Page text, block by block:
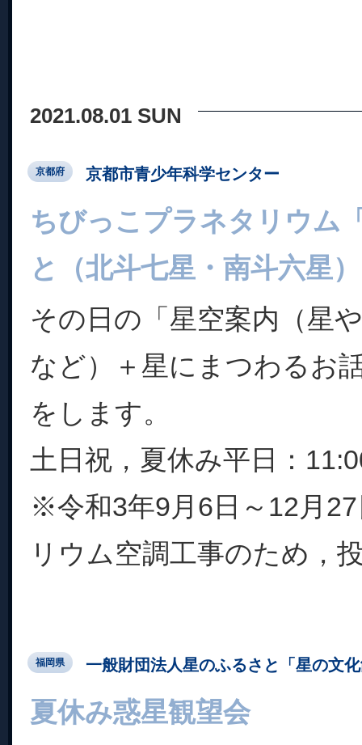
2021.08.01 SUN
京都府 京都市青少年科学センター
ちびっこプラネタリウム
と（北斗七星・南斗六星
その日の「星空案内（星
など）＋星にまつわるお
をします。
土日祝，夏休み平日：
※令和3年9月6日～12月
リウム空調工事のため，
福岡県 一般財団法人星のふるさと「星の文
夏休み惑星観望会